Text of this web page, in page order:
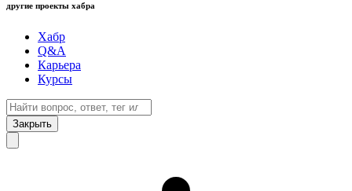
другие проекты хабра
Хабр
Q&A
Карьера
Курсы
Закрыть